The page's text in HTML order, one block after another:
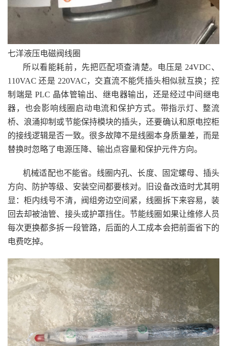
七洋液压电磁阀线圈
所以看能耗前，先把匹配项查清楚。电压是 24VDC、
110VAC 还是 220VAC，交直流不能凭插头相似就互换；控
制端是 PLC 晶体管输出、继电器输出，还是经过中间继电
器，也会影响线圈启动电流和保护方式。带指示灯、整流
桥、浪涌抑制或节能保持模块的插头，还要确认和原电控柜
的接线逻辑是否一致。很多故障不是线圈本身质量差，而是
替换时忽略了电源压降、输出点容量和保护元件方向。
机械适配也不能省。线圈内孔、长度、固定螺母、插头
方向、防护等级、安装空间都要核对。旧设备改造时尤其明
显：柜内线号不清，阀组旁边空间紧，线圈拆下来容易，装
回去却被油管、接头或护罩挡住。节能线圈如果让维修人员
每次更换都多拆一段管路，后面的人工成本会把前面省下的
电费吃掉。